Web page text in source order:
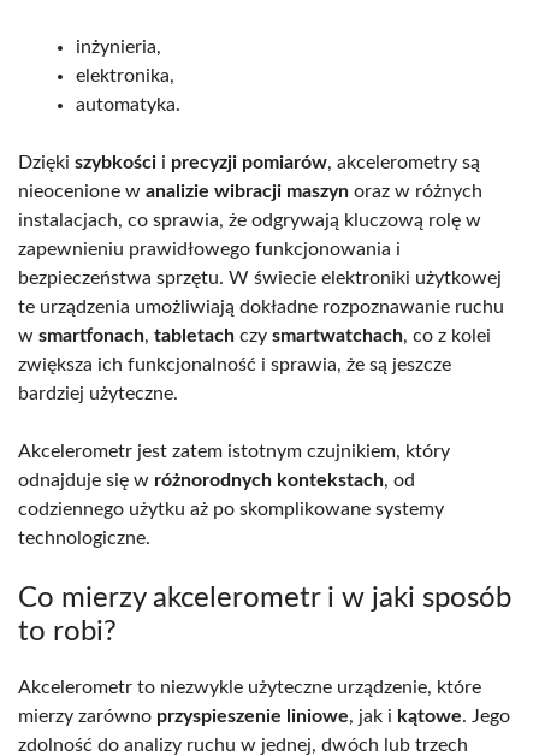
inżynieria,
elektronika,
automatyka.
Dzięki szybkości i precyzji pomiarów, akcelerometry są
nieocenione w analizie wibracji maszyn oraz w różnych
instalacjach, co sprawia, że odgrywają kluczową rolę w
zapewnieniu prawidłowego funkcjonowania i
bezpieczeństwa sprzętu. W świecie elektroniki użytkowej
te urządzenia umożliwiają dokładne rozpoznawanie ruchu
w smartfonach, tabletach czy smartwatchach, co z kolei
zwiększa ich funkcjonalność i sprawia, że są jeszcze
bardziej użyteczne.
Akcelerometr jest zatem istotnym czujnikiem, który
odnajduje się w różnorodnych kontekstach, od
codziennego użytku aż po skomplikowane systemy
technologiczne.
Co mierzy akcelerometr i w jaki sposób
to robi?
Akcelerometr to niezwykle użyteczne urządzenie, które
mierzy zarówno przyspieszenie liniowe, jak i kątowe. Jego
zdolność do analizy ruchu w jednej, dwóch lub trzech